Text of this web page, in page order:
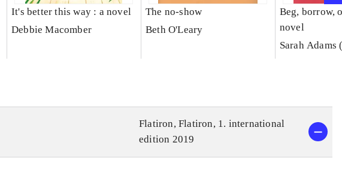
It's better this way : a novel
Debbie Macomber
The no-show
Beth O'Leary
Beg, borrow,
novel
Sarah Adams
Flatiron, Flatiron, 1. international
edition 2019